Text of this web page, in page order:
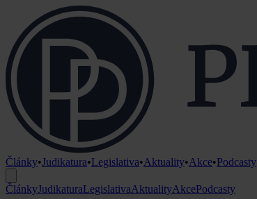
Články•Judikatura•Legislativa•Aktuality•Akce•Podcasty
ČlánkyJudikaturaLegislativaAktualityAkcePodcasty